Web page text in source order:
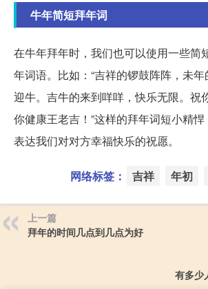
牛年简短拜年词
在牛年拜年时，我们也可以使用一些简
年词语。比如：“吉祥的锣鼓阵阵，未
迎牛。吉牛的来到咩咩，快乐无限。祝
你健康王老吉！”这样的拜年词短小精
表达我们对对方幸福快乐的祝愿。
网络标签： 吉祥 年初
上一篇
拜年的时间几点到几点为好
有多少